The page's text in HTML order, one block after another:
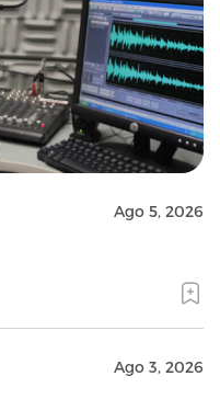
Ago 5, 2026
Ago 3, 2026